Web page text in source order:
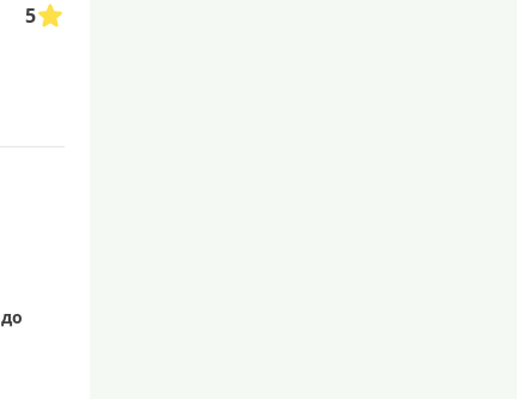
5